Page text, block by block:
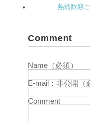
熱烈歓迎
Comment
Name（必須）
E-mail：非公開（
Comment